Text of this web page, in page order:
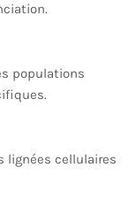
populations
lignées cellulaires